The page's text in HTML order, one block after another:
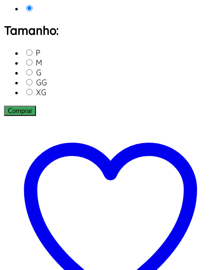
Tamanho:
P
M
G
GG
XG
Comprar